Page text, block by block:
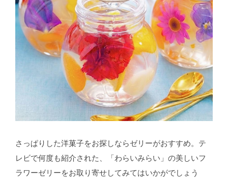
さっぱりした洋菓子をお探しならゼリーがおすすめ。テ
レビで何度も紹介された、「わらいみらい」の美しいフ
ラワーゼリーをお取り寄せしてみてはいかがでしょう